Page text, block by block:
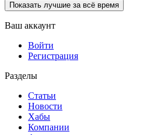
Показать лучшие за всё время
Ваш аккаунт
Войти
Регистрация
Разделы
Статьи
Новости
Хабы
Компании